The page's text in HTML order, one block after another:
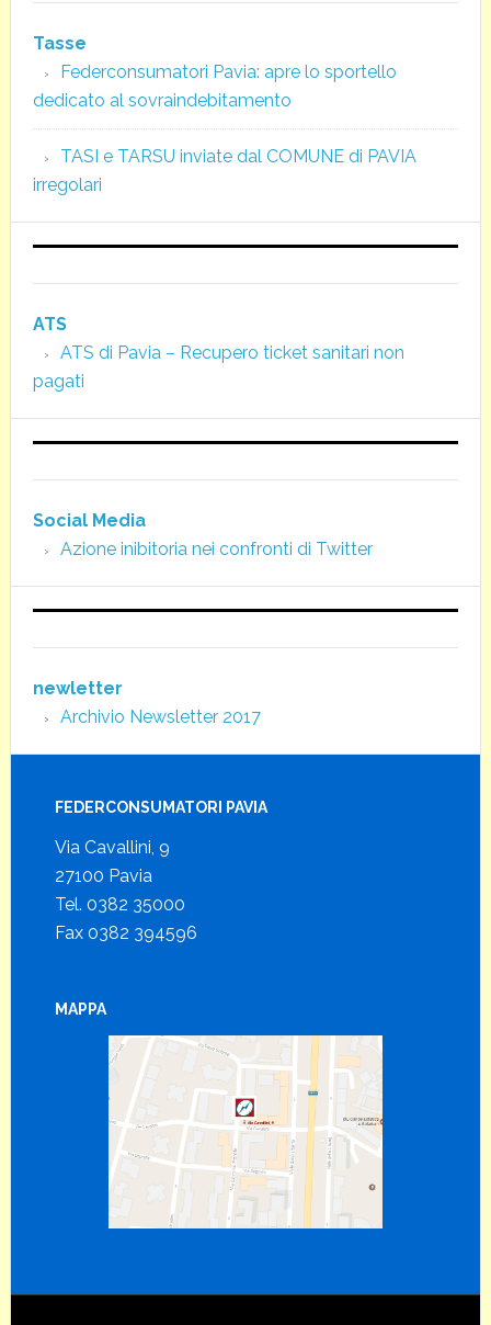
Tasse
Federconsumatori Pavia: apre lo sportello
dedicato al sovraindebitamento
TASI e TARSU inviate dal COMUNE di PAVIA
irregolari
ATS
ATS di Pavia – Recupero ticket sanitari non
pagati
Social Media
Azione inibitoria nei confronti di Twitter
newletter
Archivio Newsletter 2017
FEDERCONSUMATORI PAVIA
Via Cavallini, 9
27100 Pavia
Tel. 0382 35000
Fax 0382 394596
MAPPA